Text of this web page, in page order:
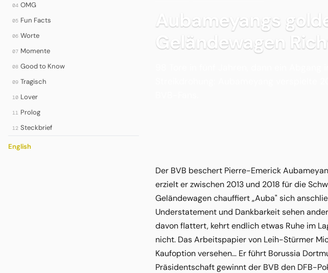
04 OMG
05 Fun Facts
06 Worte
07 Momente
08 Good to Know
09 Tragisch
10 Lover
11 Prolog
12 Steckbrief
English
Aubameyangs
Geländewagen
Der BVB beschert Pierre-Emerick
erzielt er zwischen 2013 und 2018 für die
Geländewagen chauffiert „Auba" sich
Understatement und Dankbarkeit sehen
davon flattert, kehrt endlich etwas Ruhe im
nicht. Das Arbeitspapier von Leih-Stürmer
Kaufoption versehen… Er führt Borussia
Präsidentschaft gewinnt der BVB den DFB-